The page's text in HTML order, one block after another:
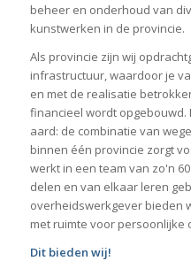
beheer en onderhoud van
kunstwerken in de provincie.
Als provincie zijn wij
infrastructuur, waardoor je
en met de realisatie
financieel wordt opgebouwd.
aard: de combinatie van
binnen één provincie zorgt
werkt in een team van zo'n
delen en van elkaar leren
overheidswerkgever bieden
met ruimte voor persoonlijke
Dit bieden wij!